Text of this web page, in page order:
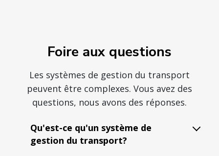
Foire aux questions
Les systèmes de gestion du transport
peuvent être complexes. Vous avez des
questions, nous avons des réponses.
Qu'est-ce qu'un système de
gestion du transport?